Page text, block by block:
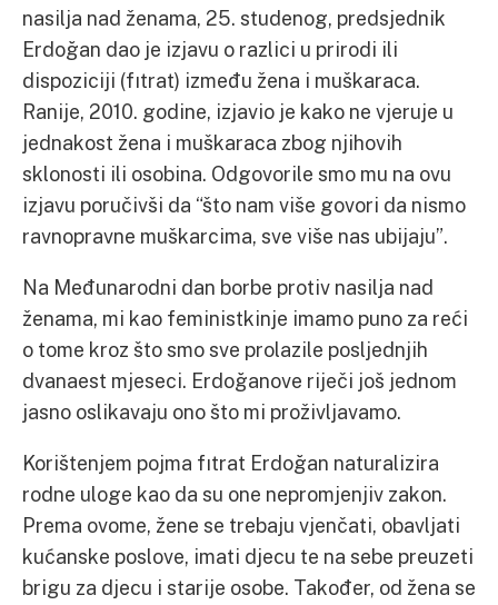
nasilja nad ženama, 25. studenog, predsjednik
Erdoğan dao je izjavu o razlici u prirodi ili
dispoziciji (fıtrat) između žena i muškaraca.
Ranije, 2010. godine, izjavio je kako ne vjeruje u
jednakost žena i muškaraca zbog njihovih
sklonosti ili osobina. Odgovorile smo mu na ovu
izjavu poručivši da “što nam više govori da nismo
ravnopravne muškarcima, sve više nas ubijaju”.
Na Međunarodni dan borbe protiv nasilja nad
ženama, mi kao feministkinje imamo puno za reći
o tome kroz što smo sve prolazile posljednjih
dvanaest mjeseci. Erdoğanove riječi još jednom
jasno oslikavaju ono što mi proživljavamo.
Korištenjem pojma fıtrat Erdoğan naturalizira
rodne uloge kao da su one nepromjenjiv zakon.
Prema ovome, žene se trebaju vjenčati, obavljati
kućanske poslove, imati djecu te na sebe preuzeti
brigu za djecu i starije osobe. Također, od žena se